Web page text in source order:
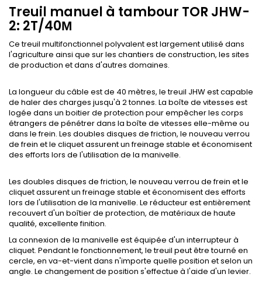
Treuil manuel à tambour TOR JHW-
2: 2T/40М
Ce treuil multifonctionnel polyvalent est largement utilisé dans
l'agriculture ainsi que sur les chantiers de construction, les sites
de production et dans d'autres domaines.
La longueur du câble est de 40 mètres, le treuil JHW ​​est capable
de haler des charges jusqu'à 2 tonnes. La boîte de vitesses est
logée dans un boitier de protection pour empêcher les corps
étrangers de pénétrer dans la boîte de vitesses elle-même ou
dans le frein. Les doubles disques de friction, le nouveau verrou
de frein et le cliquet assurent un freinage stable et économisent
des efforts lors de l'utilisation de la manivelle.
Les doubles disques de friction, le nouveau verrou de frein et le
cliquet assurent un freinage stable et économisent des efforts
lors de l'utilisation de la manivelle. Le réducteur est entièrement
recouvert d'un boîtier de protection, de matériaux de haute
qualité, excellente finition.
La connexion de la manivelle est équipée d'un interrupteur à
cliquet. Pendant le fonctionnement, le treuil peut être tourné en
cercle, en va-et-vient dans n'importe quelle position et selon un
angle. Le changement de position s'effectue à l'aide d'un levier.